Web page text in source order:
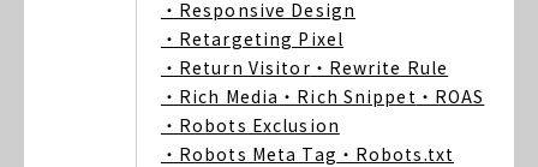
・Responsive Design
・Retargeting Pixel
・Return Visitor ・Rewrite Rule
・Rich Media ・Rich Snippet ・ROAS
・Robots Exclusion
・Robots Meta Tag ・Robots.txt